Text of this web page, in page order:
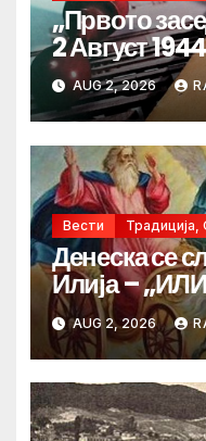
„Првото
2 Август
AUG 2, 2026
Вести Традиција,
Денеска се
Илија –
AUG 2, 2026